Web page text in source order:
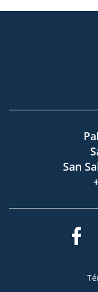
San